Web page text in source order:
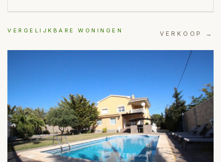
VERGELIJKBARE WONINGEN VERKOOP →